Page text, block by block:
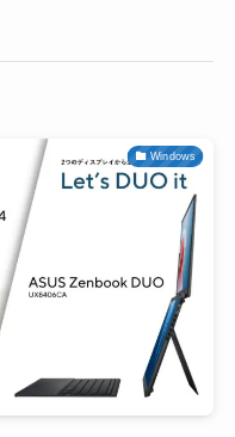
Windows